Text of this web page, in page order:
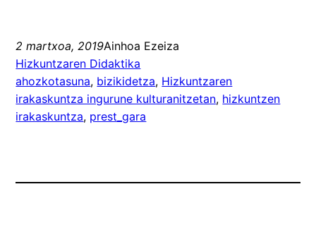
2 martxoa, 2019Ainhoa Ezeiza
Hizkuntzaren Didaktika
ahozkotasuna, bizikidetza, Hizkuntzaren
irakaskuntza ingurune kulturanitzetan, hizkuntzen
irakaskuntza, prest_gara